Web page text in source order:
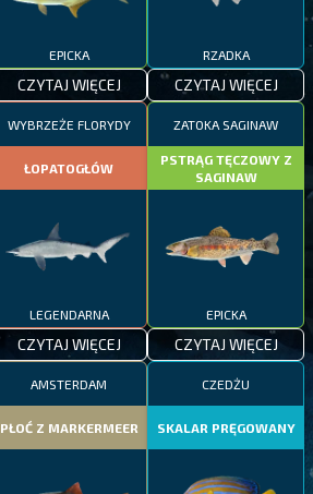
EPICKA
CZYTAJ WIĘCEJ
RZADKA
CZYTAJ WIĘCEJ
WYBRZEŻE FLORYDY
ŁOPATOGŁÓW
LEGENDARNA
CZYTAJ WIĘCEJ
ZATOKA SAGINAW
PSTRĄG TĘCZOWY Z
SAGINAW
EPICKA
CZYTAJ WIĘCEJ
AMSTERDAM
PŁOĆ Z MARKERMEER
CZEDŻU
SKALAR PRĘGOWANY